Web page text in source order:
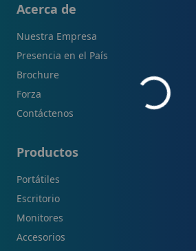
Empaques
Programas
Acerca de
Nuestra Empresa
Presencia en el País
Brochure
Forza
Contáctenos
Productos
Portátiles
Escritorio
Monitores
Accesorios